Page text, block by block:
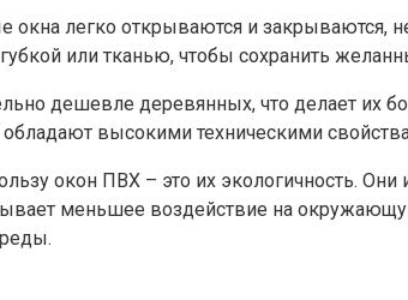
окна легко открываются и
или тканью, чтобы сохранить
дешевле деревянных, что делает их
высокими техническими
окон ПВХ – это их экологичность.
меньшее воздействие на